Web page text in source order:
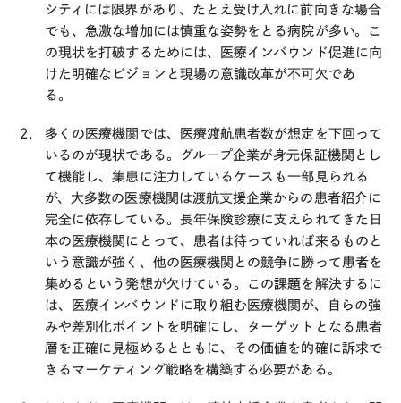
シティには限界があり、たとえ受け入れに前向きな場合
でも、急激な増加には慎重な姿勢をとる病院が多い。こ
の現状を打破するためには、医療インバウンド促進に向
けた明確なビジョンと現場の意識改革が不可欠であ
る。
多くの医療機関では、医療渡航患者数が想定を下回って
いるのが現状である。グループ企業が身元保証機関とし
て機能し、集患に注力しているケースも一部見られる
が、大多数の医療機関は渡航支援企業からの患者紹介に
完全に依存している。長年保険診療に支えられてきた日
本の医療機関にとって、患者は待っていれば来るものと
いう意識が強く、他の医療機関との競争に勝って患者を
集めるという発想が欠けている。この課題を解決するに
は、医療インバウンドに取り組む医療機関が、自らの強
みや差別化ポイントを明確にし、ターゲットとなる患者
層を正確に見極めるとともに、その価値を的確に訴求で
きるマーケティング戦略を構築する必要がある。